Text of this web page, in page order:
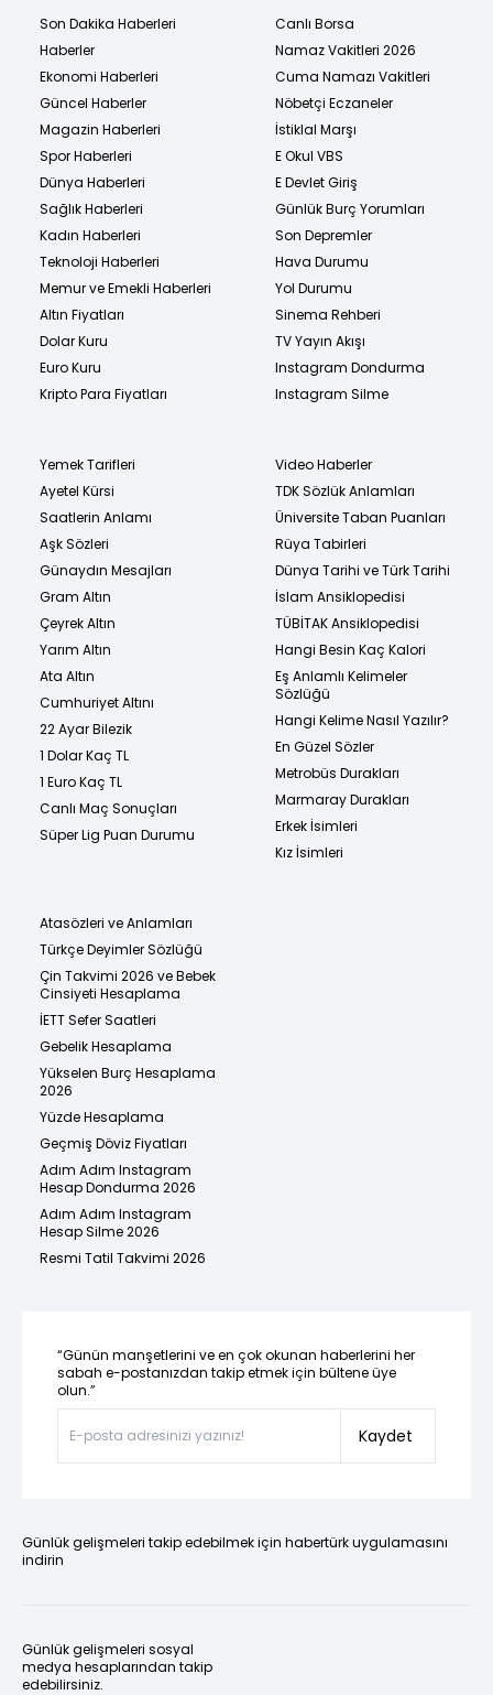
Son Dakika Haberleri
Haberler
Ekonomi Haberleri
Güncel Haberler
Magazin Haberleri
Spor Haberleri
Dünya Haberleri
Sağlık Haberleri
Kadın Haberleri
Teknoloji Haberleri
Memur ve Emekli Haberleri
Altın Fiyatları
Dolar Kuru
Euro Kuru
Kripto Para Fiyatları
Canlı Borsa
Namaz Vakitleri 2026
Cuma Namazı Vakitleri
Nöbetçi Eczaneler
İstiklal Marşı
E Okul VBS
E Devlet Giriş
Günlük Burç Yorumları
Son Depremler
Hava Durumu
Yol Durumu
Sinema Rehberi
TV Yayın Akışı
Instagram Dondurma
Instagram Silme
Yemek Tarifleri
Ayetel Kürsi
Saatlerin Anlamı
Aşk Sözleri
Günaydın Mesajları
Gram Altın
Çeyrek Altın
Yarım Altın
Ata Altın
Cumhuriyet Altını
22 Ayar Bilezik
1 Dolar Kaç TL
1 Euro Kaç TL
Canlı Maç Sonuçları
Süper Lig Puan Durumu
Video Haberler
TDK Sözlük Anlamları
Üniversite Taban Puanları
Rüya Tabirleri
Dünya Tarihi ve Türk Tarihi
İslam Ansiklopedisi
TÜBİTAK Ansiklopedisi
Hangi Besin Kaç Kalori
Eş Anlamlı Kelimeler
Sözlüğü
Hangi Kelime Nasıl Yazılır?
En Güzel Sözler
Metrobüs Durakları
Marmaray Durakları
Erkek İsimleri
Kız İsimleri
Atasözleri ve Anlamları
Türkçe Deyimler Sözlüğü
Çin Takvimi 2026 ve Bebek
Cinsiyeti Hesaplama
İETT Sefer Saatleri
Gebelik Hesaplama
Yükselen Burç Hesaplama
2026
Yüzde Hesaplama
Geçmiş Döviz Fiyatları
Adım Adım Instagram
Hesap Dondurma 2026
Adım Adım Instagram
Hesap Silme 2026
Resmi Tatil Takvimi 2026
“Günün manşetlerini ve en çok okunan haberlerini her
sabah e-postanızdan takip etmek için bültene üye
olun.”
Kaydet
Günlük gelişmeleri takip edebilmek için habertürk uygulamasını
indirin
Günlük gelişmeleri sosyal
medya hesaplarından takip
edebilirsiniz.